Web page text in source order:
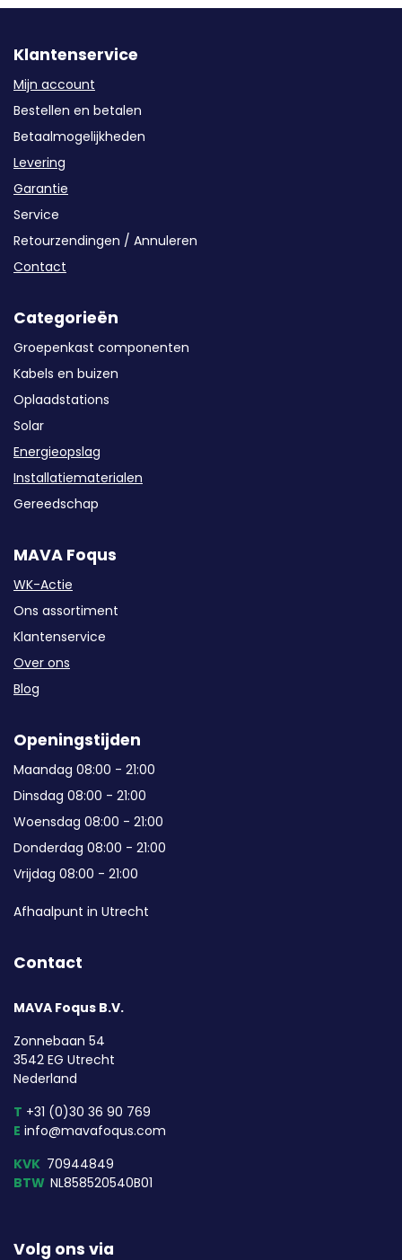
Klantenservice
Mijn account
Bestellen en betalen
Betaalmogelijkheden
Levering
Garantie
Service
Retourzendingen / Annuleren
Contact
Categorieën
Groepenkast componenten
Kabels en buizen
Oplaadstations
Solar
Energieopslag
Installatiematerialen
Gereedschap
MAVA Foqus
WK-Actie
Ons assortiment
Klantenservice
Over ons
Blog
Openingstijden
Maandag 08:00 - 21:00
Dinsdag 08:00 - 21:00
Woensdag 08:00 - 21:00
Donderdag 08:00 - 21:00
Vrijdag 08:00 - 21:00
Afhaalpunt in Utrecht
Contact
MAVA Foqus B.V.
Zonnebaan 54
3542 EG Utrecht
Nederland
T +31 (0)30 36 90 769
E info@mavafoqus.com
KVK 70944849
BTW NL858520540B01
Volg ons via